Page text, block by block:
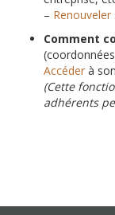
– Renouveler
Comment c
Accéder à
(Cette
adhérents